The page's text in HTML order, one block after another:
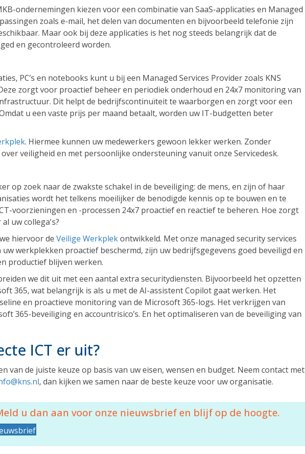
ondernemingen kiezen voor een combinatie van SaaS-applicaties en Managed
zoals e-mail, het delen van documenten en bijvoorbeeld telefonie zijn
Maar ook bij deze applicaties is het nog steeds belangrijk dat de
en gecontroleerd worden.
PC’s en notebooks kunt u bij een Managed Services Provider zoals KNS
zorgt voor proactief beheer en periodiek onderhoud en 24x7 monitoring van
Dit helpt de bedrijfscontinuïteit te waarborgen en zorgt voor een
u een vaste prijs per maand betaalt, worden uw IT-budgetten beter
. Hiermee kunnen uw medewerkers gewoon lekker werken. Zonder
veiligheid en met persoonlijke ondersteuning vanuit onze Servicedesk.
op zoek naar de zwakste schakel in de beveiliging: de mens, en zijn of haar
wordt het telkens moeilijker de benodigde kennis op te bouwen en te
voorzieningen en -processen 24x7 proactief en reactief te beheren. Hoe zorgt
uw collega's?
hiervoor de Veilige Werkplekontwikkeld. Met onze managed security services
werkplekken proactief beschermd, zijn uw bedrijfsgegevens goed beveiligd en
productief blijven werken.
we dit uit met een aantal extra securitydiensten. Bijvoorbeeld het opzetten
365, wat belangrijk is als u met de AI-assistent Copilot gaat werken. Het
en proactieve monitoring van de Microsoft 365-logs. Het verkrijgen van
365-beveiliging en accountrisico’s. En het optimaliseren van de beveiliging van
ICT er uit?
van de juiste keuze op basis van uw eisen, wensen en budget. Neem contact met
, dan kijken we samen naar de beste keuze voor uw organisatie.
u dan aan voor onze nieuwsbrief en blijf op de hoogte.